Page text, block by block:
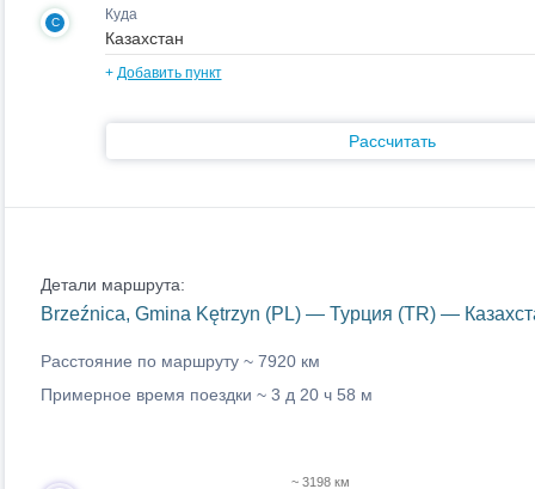
C Куда
+ Добавить пункт
Рассчитать
Детали маршрута:
Brzeźnica, Gmina Kętrzyn (PL) — Турция (TR) —
Расстояние по маршруту ~ 7920 км
Примерное время поездки ~ 3 д 20 ч 58 м
~ 3198 км